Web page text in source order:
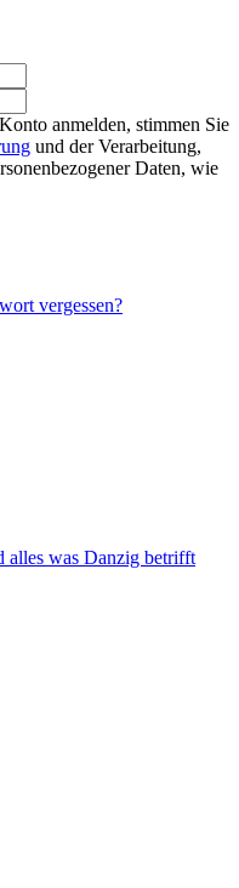
anmelden, stimmen Sie
und der Verarbeitung,
Daten, wie
vergessen?
alles was Danzig betrifft